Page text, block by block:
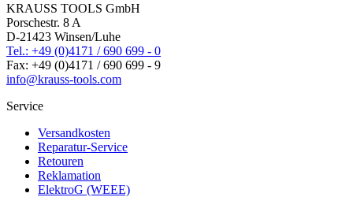
KRAUSS TOOLS GmbH
Porschestr. 8 A
D-21423 Winsen/Luhe
Tel.: +49 (0)4171 / 690 699 - 0
Fax: +49 (0)4171 / 690 699 - 9
info@krauss-tools.com
Service
Versandkosten
Reparatur-Service
Retouren
Reklamation
ElektroG (WEEE)